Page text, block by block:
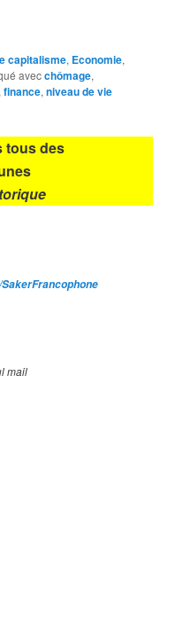
capitalisme, Economie,
avecchômage,
,finance,niveau de vie
tous des
mail